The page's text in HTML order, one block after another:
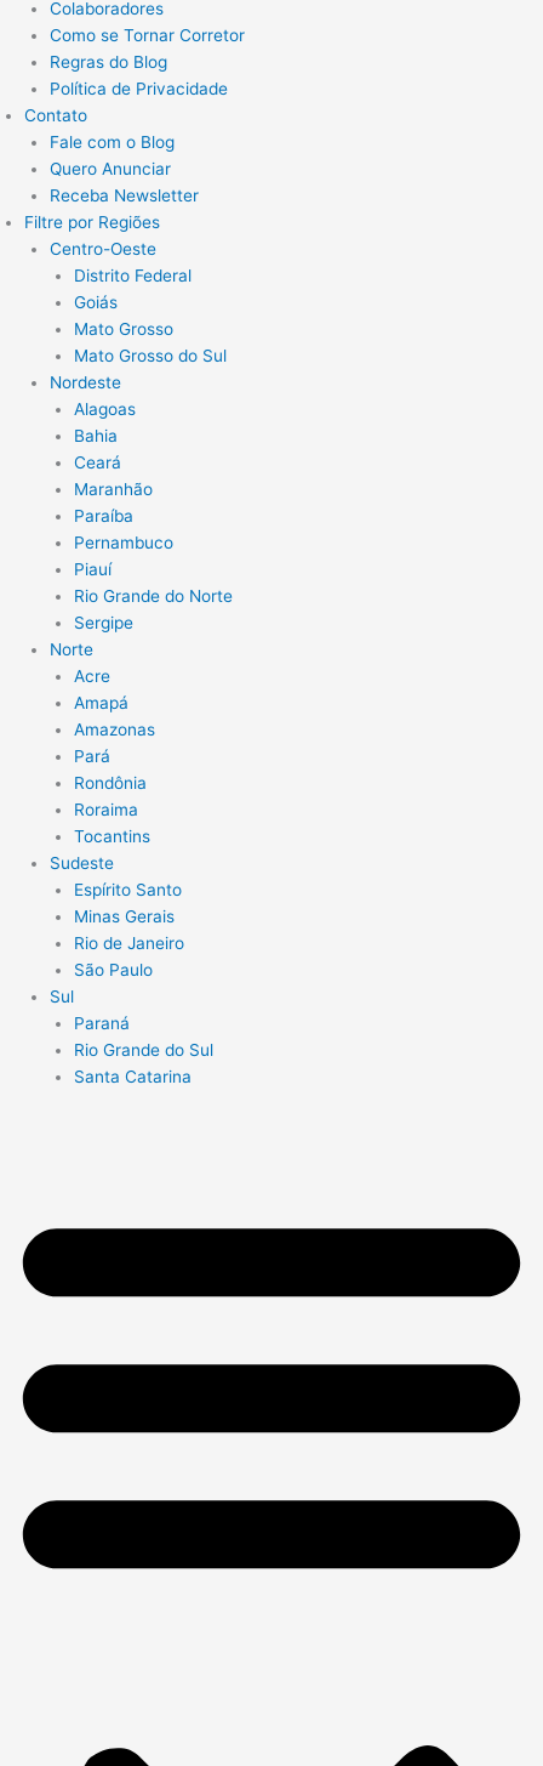
Colaboradores
Como se Tornar Corretor
Regras do Blog
Política de Privacidade
Contato
Fale com o Blog
Quero Anunciar
Receba Newsletter
Filtre por Regiões
Centro-Oeste
Distrito Federal
Goiás
Mato Grosso
Mato Grosso do Sul
Nordeste
Alagoas
Bahia
Ceará
Maranhão
Paraíba
Pernambuco
Piauí
Rio Grande do Norte
Sergipe
Norte
Acre
Amapá
Amazonas
Pará
Rondônia
Roraima
Tocantins
Sudeste
Espírito Santo
Minas Gerais
Rio de Janeiro
São Paulo
Sul
Paraná
Rio Grande do Sul
Santa Catarina